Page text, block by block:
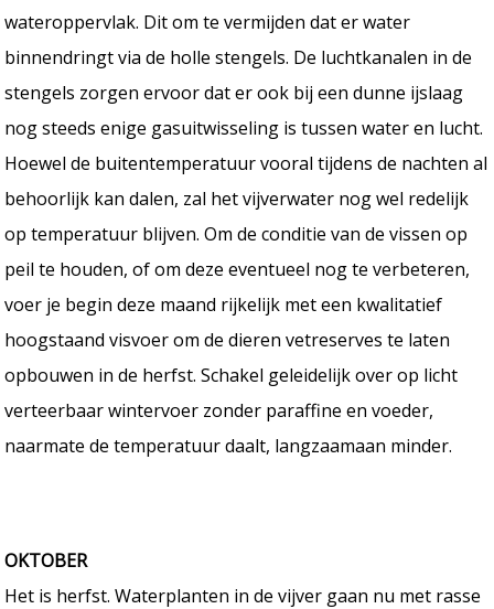
wateroppervlak. Dit om te vermijden dat er water
binnendringt via de holle stengels. De luchtkanalen in de
stengels zorgen ervoor dat er ook bij een dunne ijslaag
nog steeds enige gasuitwisseling is tussen water en lucht.
Hoewel de buitentemperatuur vooral tijdens de nachten al
behoorlijk kan dalen, zal het vijverwater nog wel redelijk
op temperatuur blijven. Om de conditie van de vissen op
peil te houden, of om deze eventueel nog te verbeteren,
voer je begin deze maand rijkelijk met een kwalitatief
hoogstaand visvoer om de dieren vetreserves te laten
opbouwen in de herfst. Schakel geleidelijk over op licht
verteerbaar wintervoer zonder paraffine en voeder,
naarmate de temperatuur daalt, langzaamaan minder.
OKTOBER
Het is herfst. Waterplanten in de vijver gaan nu met rasse